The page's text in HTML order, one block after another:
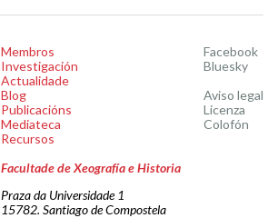
Membros
Investigación
Actualidade
Blog
Publicacións
Mediateca
Recursos
Facebook
Bluesky
Aviso legal
Licenza
Colofón
Facultade de Xeografía e Historia
Praza da Universidade 1
15782. Santiago de Compostela